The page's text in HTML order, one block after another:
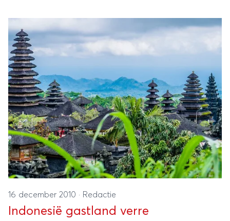
hierover van de NOS.
16 december 2010 · Redactie
Indonesië gastland verre